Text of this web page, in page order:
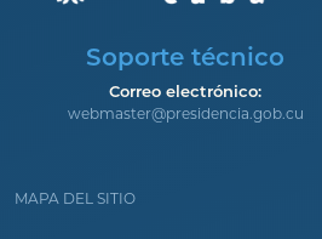
Soporte técnico
Correo electrónico:
webmaster@presidencia.gob.cu
MAPA DEL SITIO